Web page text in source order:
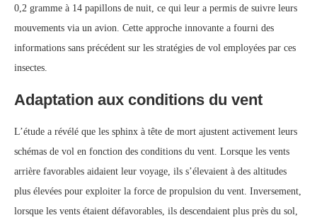
0,2 gramme à 14 papillons de nuit, ce qui leur a permis de suivre leurs
mouvements via un avion. Cette approche innovante a fourni des
informations sans précédent sur les stratégies de vol employées par ces
insectes.
Adaptation aux conditions du vent
L’étude a révélé que les sphinx à tête de mort ajustent activement leurs
schémas de vol en fonction des conditions du vent. Lorsque les vents
arrière favorables aidaient leur voyage, ils s’élevaient à des altitudes
plus élevées pour exploiter la force de propulsion du vent. Inversement,
lorsque les vents étaient défavorables, ils descendaient plus près du sol,